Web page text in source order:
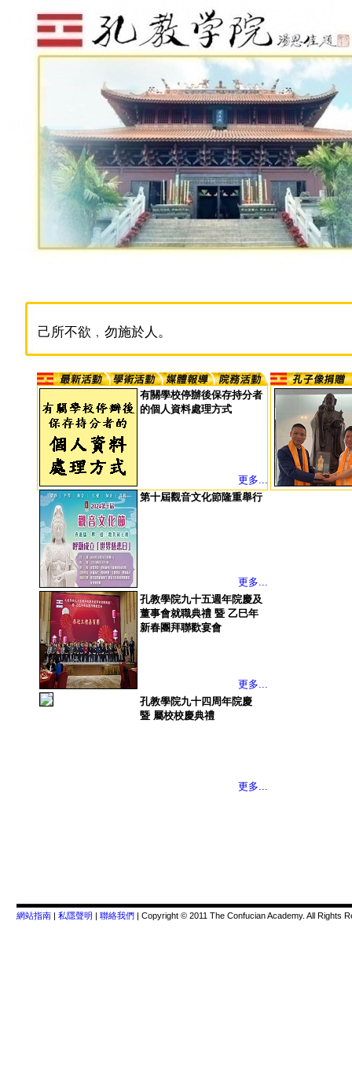
己所不欲﹐勿施於人。
有關學校停辦後保存持分者
的個人資料處理方式
更多...
第十屆觀音文化節隆重舉行
更多...
孔教學院九十五週年院慶及
董事會就職典禮 暨 乙巳年
新春團拜聯歡宴會
更多...
孔教學院九十四周年院慶
暨 屬校校慶典禮
更多...
網站指南 | 私隱聲明 | 聯絡我們 | Copyright © 2011 The Confucian Academy. All Rights